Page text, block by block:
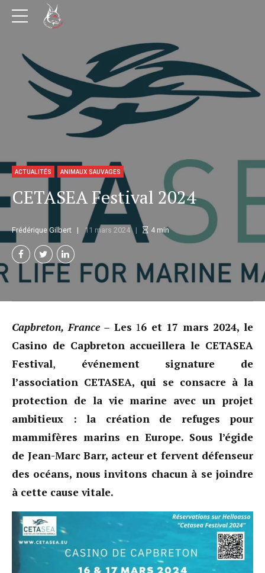
ACTUALITÉS ANIMAUX SAUVAGES
CETASEA Festival 2024
Frédérique Gilbert 11 mars 2024 4min
Capbreton, France – Les 16 et 17 mars 2024, le
Casino de Capbreton accueillera le CETASEA
Festival, événement signature de
l’association CETASEA, qui se consacre à la
protection de la vie marine avec un projet
ambitieux : la création de refuges pour
mammifères marins en Europe. Sous l’égide
de Jean-Marc Barr, acteur et fervent défenseur
des océans, nous invitons chacun à se joindre
à cette cause vitale.